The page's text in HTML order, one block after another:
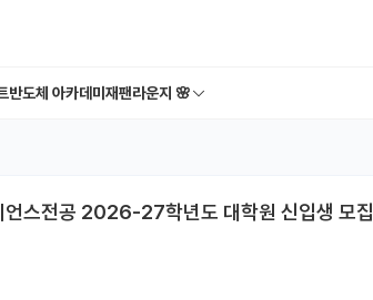
반도체 아카데미 재팬라운지 🌸
스전공 2026-27학년도 대학원 신입생 모집